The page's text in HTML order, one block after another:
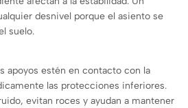
desnivel porque el asiento se
suelo.
apoyos estén en contacto con la
las protecciones inferiores.
evitan roces y ayudan a mantener